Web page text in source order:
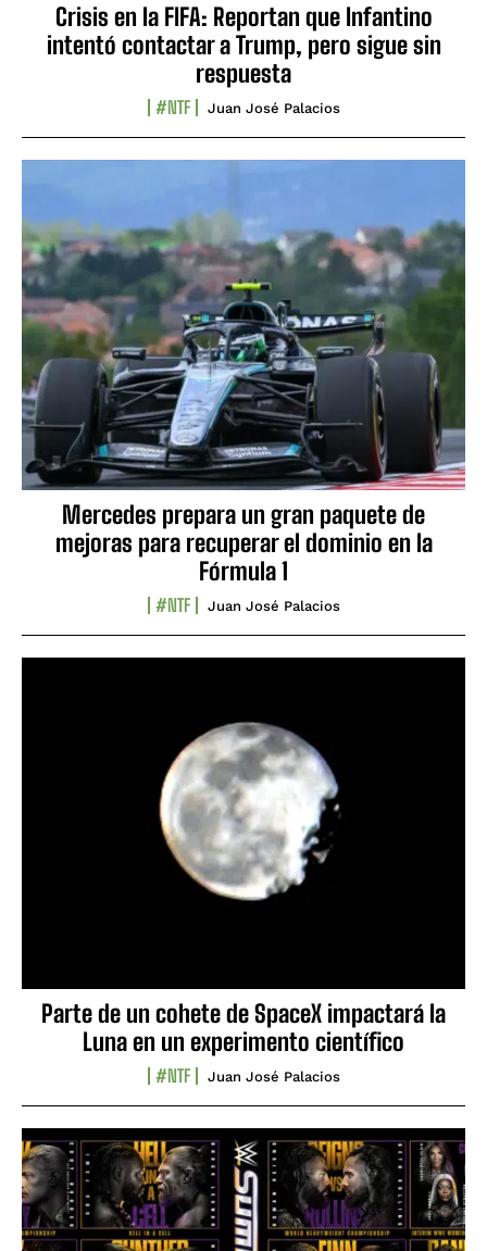
Crisis en la FIFA: Reportan que Infantino
intentó contactar a Trump, pero sigue sin
respuesta
#NTF Juan José Palacios
Mercedes prepara un gran paquete de
mejoras para recuperar el dominio en la
Fórmula 1
#NTF Juan José Palacios
Parte de un cohete de SpaceX impactará la
Luna en un experimento científico
#NTF Juan José Palacios